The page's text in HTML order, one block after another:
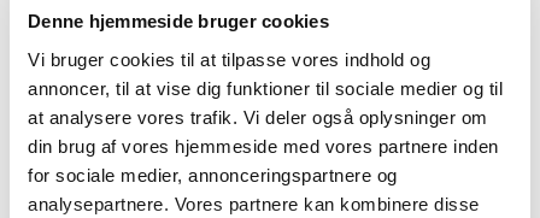
Denne hjemmeside bruger cookies
Vi bruger cookies til at tilpasse vores indhold og
annoncer, til at vise dig funktioner til sociale medier og til
at analysere vores trafik. Vi deler også oplysninger om
din brug af vores hjemmeside med vores partnere inden
for sociale medier, annonceringspartnere og
analysepartnere. Vores partnere kan kombinere disse
sundhedsapps
| 16. september 2025 |
På sit første møde efter sommerferien har Nævnet for
Sundhedsapps – der sekretariatsbetjenes af
15. nyhedsbrev om Medicinsk Udstyr
|2. september 2025